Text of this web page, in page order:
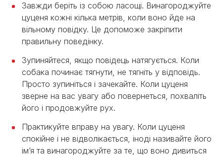
Завжди беріть із собою ласощі. Винагороджуйте
цуценя кожні кілька метрів, коли воно йде на
вільному повідку. Це допоможе закріпити
правильну поведінку.
Зупиняйтеся, якщо повідець натягується. Коли
собака починає тягнути, не тягніть у відповідь.
Просто зупиніться і зачекайте. Коли цуценя
зверне на вас увагу або повернеться, похваліть
його і продовжуйте рух.
Практикуйте вправу на увагу. Коли цуценя
спокійне і не відволікається, іноді називайте його
ім’я та винагороджуйте за те, що воно дивиться